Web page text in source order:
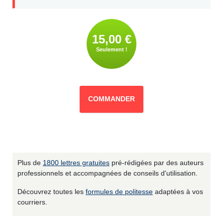
15,00 €
Seulement !
COMMANDER
Plus de 1800 lettres gratuites pré-rédigées par des auteurs
professionnels et accompagnées de conseils d'utilisation.
Découvrez toutes les formules de politesse adaptées à vos
courriers.